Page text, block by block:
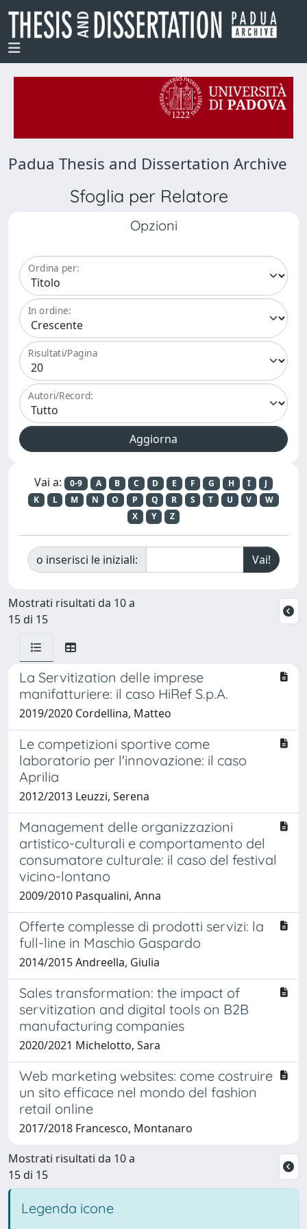
Padua Thesis and Dissertation Archive
Sfoglia per Relatore
Opzioni
Ordina per:
In ordine:
Risultati/Pagina
Autori/Record:
Vai a: 0-9 A B C D E F G H I
J
K
L M N O P Q R S T U V
W
X
Y Z
o inserisci le iniziali:
Mostrati risultati da 10 a
15 di 15
La Servitization delle imprese
manifatturiere: il caso HiRef S.p.A.
2019/2020 Cordellina, Matteo
Le competizioni sportive come
laboratorio per l'innovazione: il caso
Aprilia
2012/2013 Leuzzi, Serena
Management delle organizzazioni
artistico-culturali e comportamento del
consumatore culturale: il caso del festival
vicino-lontano
2009/2010 Pasqualini, Anna
Offerte complesse di prodotti servizi: la
full-line in Maschio Gaspardo
2014/2015 Andreella, Giulia
Sales transformation: the impact of
servitization and digital tools on B2B
manufacturing companies
2020/2021 Michelotto, Sara
Web marketing websites: come costruire
un sito efficace nel mondo del fashion
retail online
2017/2018 Francesco, Montanaro
Mostrati risultati da 10 a
15 di 15
Legenda icone